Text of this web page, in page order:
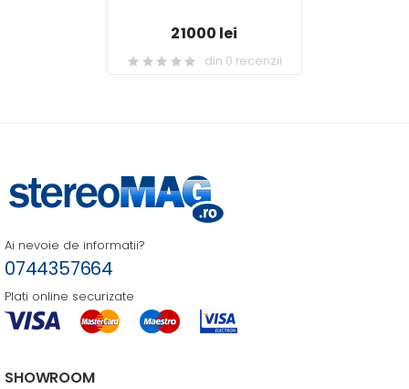
21000 lei
din 0 recenzii
Ai nevoie de informatii?
0744357664
Plati online securizate
SHOWROOM